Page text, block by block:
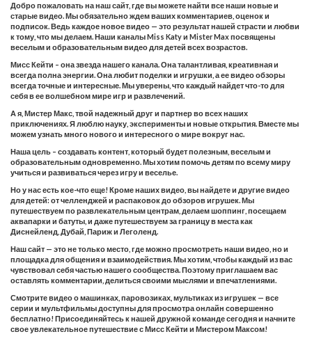
Добро пожаловать на наш сайт, где вы можете найти все наши новые и
старые видео. Мы обязательно ждем ваших комментариев, оценок и
подписок. Ведь каждое новое видео — это результат нашей страсти и любви
к тому, что мы делаем. Наши каналы Miss Katy и Mister Max посвящены
веселым и образовательным видео для детей всех возрастов.
Мисс Кейти – она звезда нашего канала. Она талантливая, креативная и
всегда полна энергии. Она любит поделки и игрушки, а ее видео обзоры
всегда точные и интересные. Мы уверены, что каждый найдет что-то для
себя в ее волшебном мире игр и развлечений.
А я, Мистер Макс, твой надежный друг и партнер во всех наших
приключениях. Я люблю науку, эксперименты и новые открытия. Вместе мы
можем узнать много нового и интересного о мире вокруг нас.
Наша цель – создавать контент, который будет полезным, веселым и
образовательным одновременно. Мы хотим помочь детям по всему миру
учиться и развиваться через игру и веселье.
Но у нас есть кое-что еще! Кроме наших видео, вы найдете и другие видео
для детей: от челленджей и распаковок до обзоров игрушек. Мы
путешествуем по развлекательным центрам, делаем шоппинг, посещаем
аквапарки и батуты, и даже путешествуем за границу в места как
Диснейленд, Дубай, Париж и Леголенд.
Наш сайт — это не только место, где можно просмотреть наши видео, но и
площадка для общения и взаимодействия. Мы хотим, чтобы каждый из вас
чувствовал себя частью нашего сообщества. Поэтому приглашаем вас
оставлять комментарии, делиться своими мыслями и впечатлениями.
Смотрите видео о машинках, паровозиках, мультиках из игрушек — все
серии и мультфильмы доступны для просмотра онлайн совершенно
бесплатно! Присоединяйтесь к нашей дружной команде сегодня и начните
свое увлекательное путешествие с Мисс Кейти и Мистером Максом!